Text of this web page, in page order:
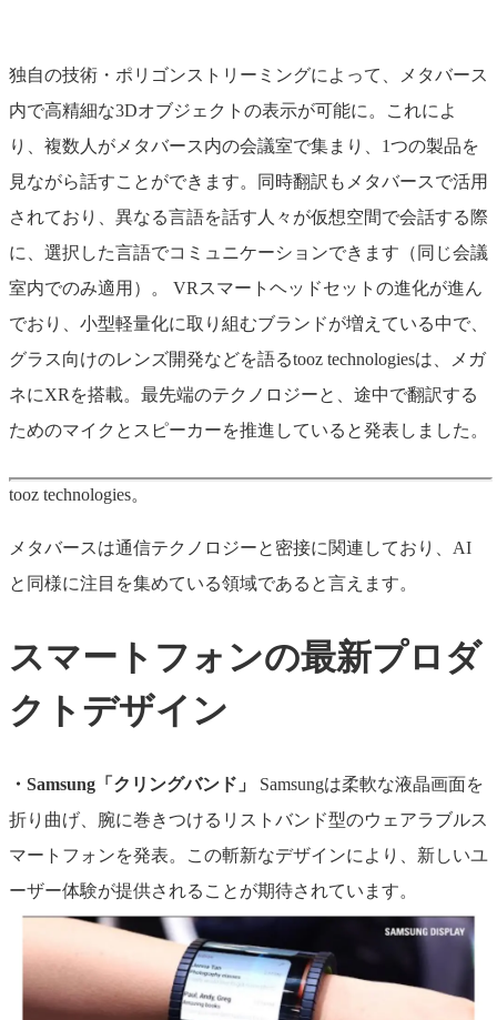
独自の技術・ポリゴンストリーミングによって、メタバース
内で高精細な3Dオブジェクトの表示が可能に。これによ
り、複数人がメタバース内の会議室で集まり、1つの製品を
見ながら話すことができます。同時翻訳もメタバースで活用
されており、異なる言語を話す人々が仮想空間で会話する際
に、選択した言語でコミュニケーションできます（同じ会議
室内でのみ適用）。
VRスマートヘッドセットの進化が進ん
でおり、小型軽量化に取り組むブランドが増えている中で、
グラス向けのレンズ開発などを語るtooz technologiesは、メガ
ネにXRを搭載。最先端のテクノロジーと、途中で翻訳する
ためのマイクとスピーカーを推進していると発表しました。
tooz technologies。
メタバースは通信テクノロジーと密接に関連しており、AI
と同様に注目を集めている領域であると言えます。
スマートフォンの最新プロダ
クトデザイン
・Samsung「クリングバンド」
Samsungは柔軟な液晶画面を
折り曲げ、腕に巻きつけるリストバンド型のウェアラブルス
マートフォンを発表。この斬新なデザインにより、新しいユ
ーザー体験が提供されることが期待されています。